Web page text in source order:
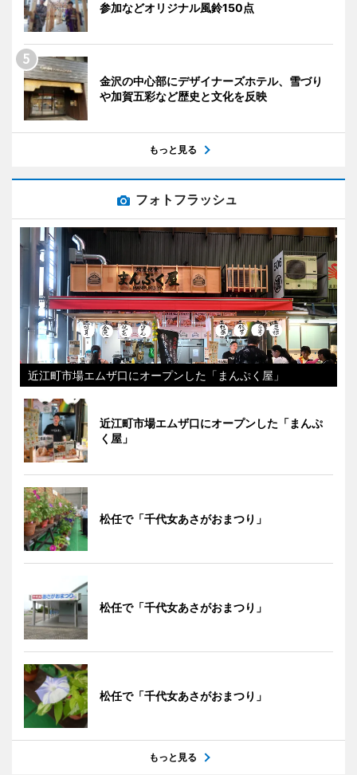
参加などオリジナル風鈴150点
金沢の中心部にデザイナーズホテル、雪づり
や加賀五彩など歴史と文化を反映
もっと見る
フォトフラッシュ
近江町市場エムザ口にオープンした「まんぷく屋」
近江町市場エムザ口にオープンした「まんぷ
く屋」
松任で「千代女あさがおまつり」
松任で「千代女あさがおまつり」
松任で「千代女あさがおまつり」
もっと見る